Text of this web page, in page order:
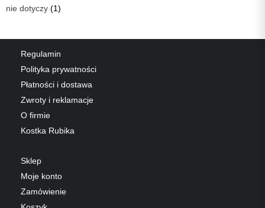
nie dotyczy (1)
Regulamin
Polityka prywatności
Płatności i dostawa
Zwroty i reklamacje
O firmie
Kostka Rubika
Sklep
Moje konto
Zamówienie